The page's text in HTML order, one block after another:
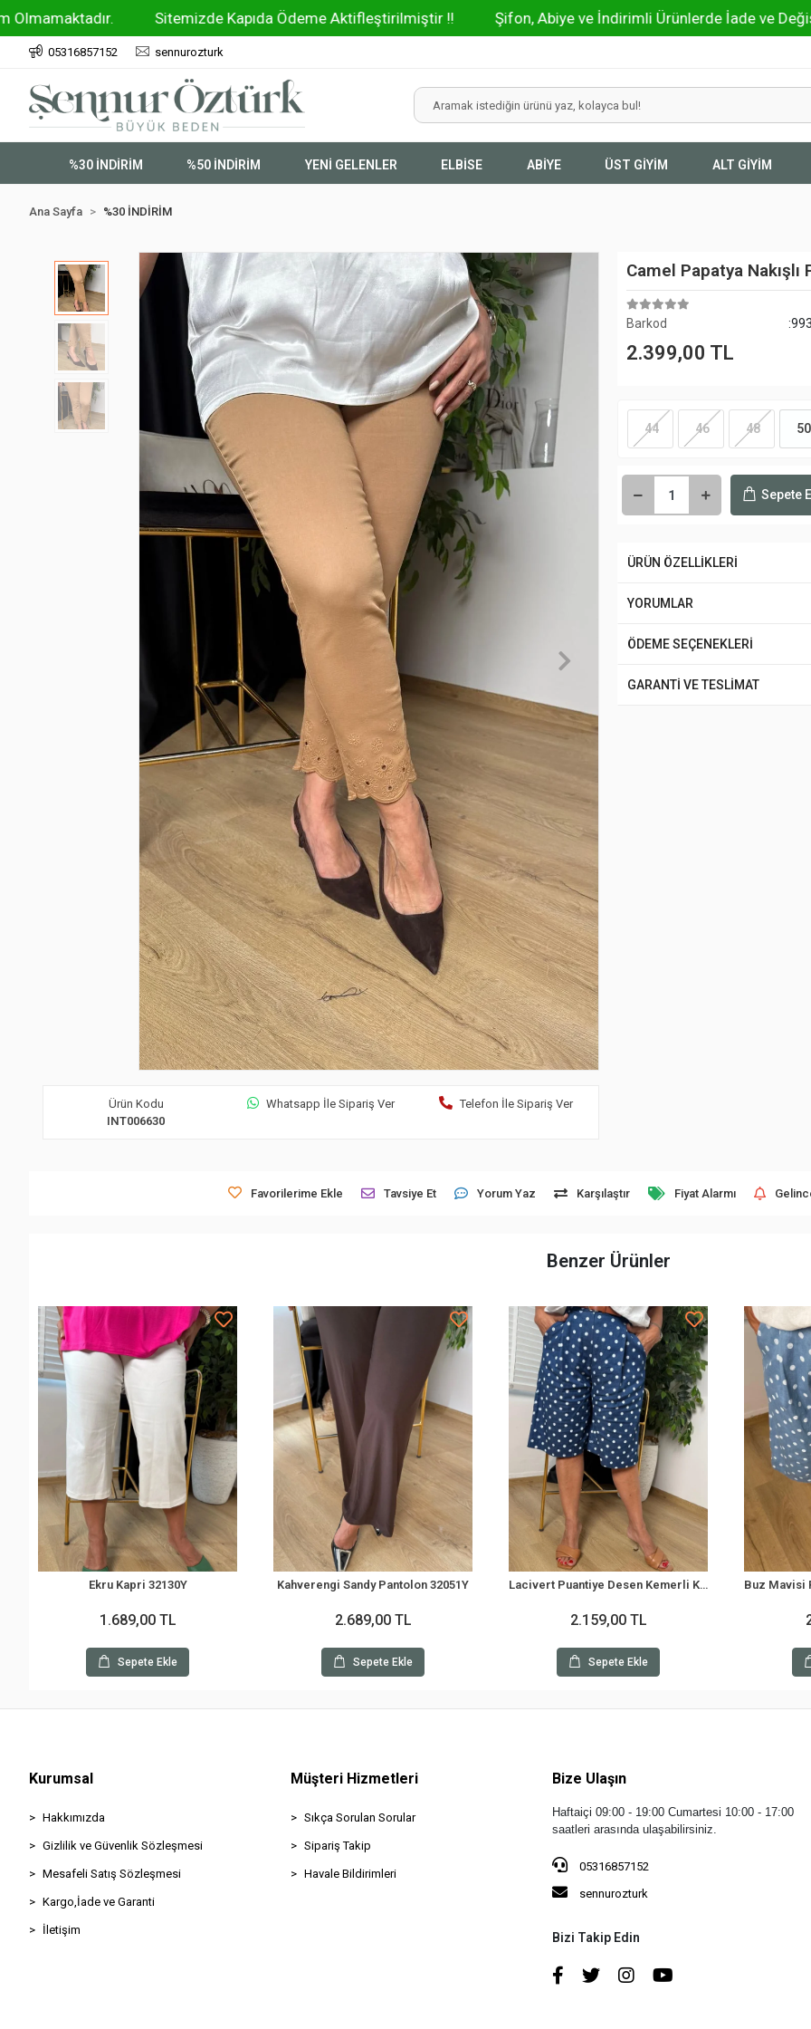
Sitemizde Kapıda Ödeme Aktifleştirilmiştir !! Şifon, Abiye ve İndirimli Ürünlerde İade ve Değişim
05316857152 sennurozturk
%30 İNDİRİM %50 İNDİRİM YENİ GELENLER ELBİSE ABİYE ÜST GİYİM ALT GİYİM
Ana Sayfa %30 İNDİRİM
Ürün Kodu
INT006630
Whatsapp İle Sipariş Ver Telefon İle Sipariş Ver
Camel Papatya
Barkod
2.399,00 TL
44 46 48 50
Sepete
ÜRÜN ÖZELLİKLERİ
YORUMLAR
ÖDEME SEÇENEKLERİ
GARANTİ VE TESLİMAT
Favorilerime Ekle Tavsiye Et Yorum Yaz Karşılaştır Fiyat Alarmı
Benzer Ürünler
Ekru Kapri 32130Y
1.689,00 TL
Sepete Ekle
Kahverengi Sandy Pantolon 32051Y
2.689,00 TL
Sepete Ekle
Lacivert Puantiye Desen Kemerli Kot Kapri 8807
2.159,00 TL
Sepete Ekle
Kurumsal
Hakkımızda
Gizlilik ve Güvenlik Sözleşmesi
Mesafeli Satış Sözleşmesi
Kargo,İade ve Garanti
İletişim
Müşteri Hizmetleri
Sıkça Sorulan Sorular
Sipariş Takip
Havale Bildirimleri
Bize Ulaşın
Haftaiçi 09:00 - 19:00 Cumartesi 10:00 - 17:00
saatleri arasında ulaşabilirsiniz.
05316857152
sennurozturk
Bizi Takip Edin